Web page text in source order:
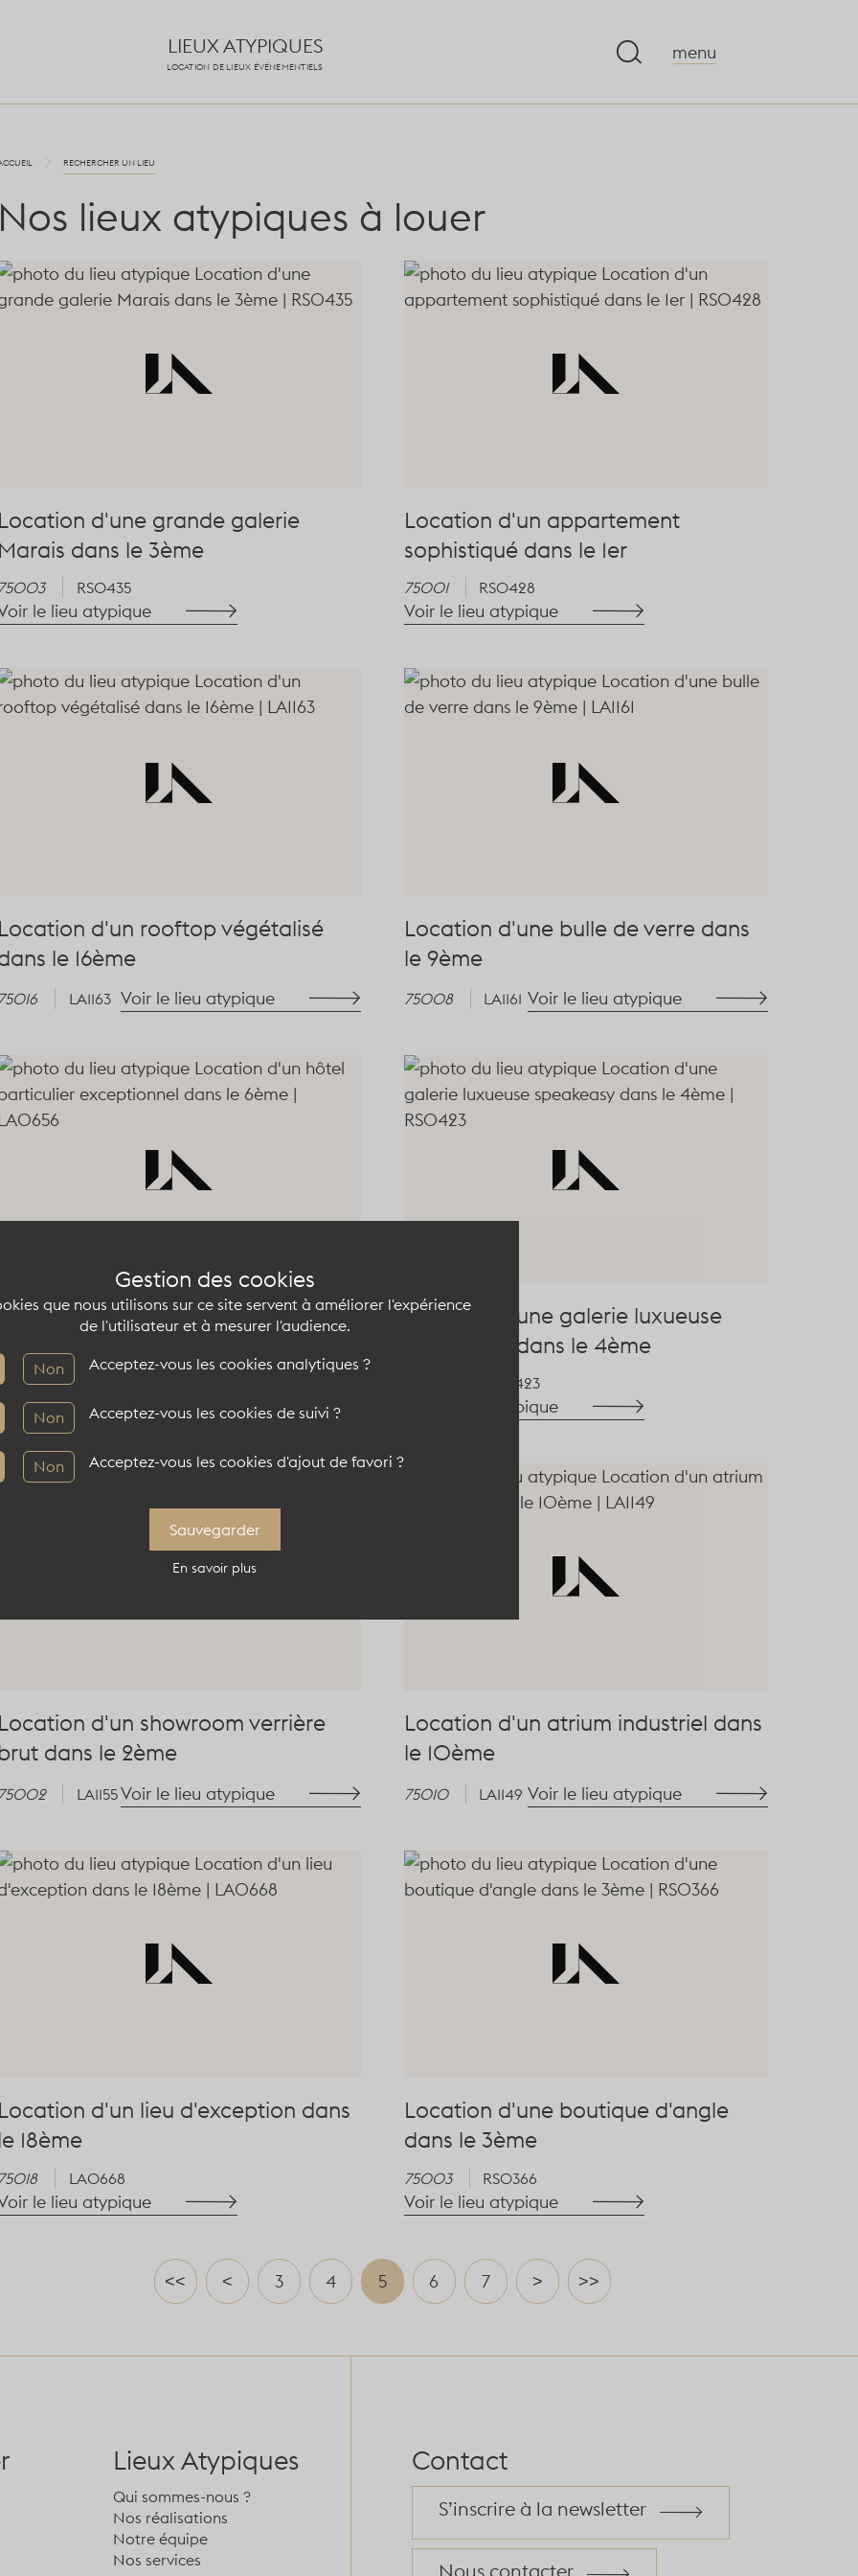
LIEUX ATYPIQUES
LOCATION DE LIEUX ÉVÉNEMENTIELS
menu
RECHERCHER UN LIEU
Nos lieux atypiques à louer
Location d'une grande galerie
Marais dans le 3ème
RS0435
le lieu atypique
Location d'un appartement
sophistiqué dans le 1er
75001 RS0428
Voir le lieu atypique
Location d'un rooftop végétalisé
le 16ème
LA1163 Voir le lieu atypique
Location d'une bulle de verre dans
le 9ème
75008 LA1161 Voir le lieu atypique
d'un hôtel particulier
le lieu atypique
Location d'une galerie luxueuse
speakeasy dans le 4ème
RS0423
Voir le lieu atypique
Location d'un showroom verrière
dans le 2ème
75002 LA1155Voir le lieu atypique
Location d'un atrium industriel dans
le 10ème
75010 LA1149 Voir le lieu atypique
Location d'un lieu d'exception dans
18ème
75018 LA0668
le lieu atypique
Location d'une boutique d'angle
dans le 3ème
75003 RS0366
Voir le lieu atypique
<< < 3 4 5 6 7 > >>
Lieux Atypiques
Qui sommes-nous ?
Nos réalisations
Notre équipe
Nos services
Contact
S’inscrire à la newsletter
Nous contacter
Gestion des cookies
que nous utilisons sur ce site servent à améliorer l'expérience
de l'utilisateur et à mesurer l'audience.
Non Acceptez-vous les cookies analytiques ?
Non Acceptez-vous les cookies de suivi ?
Non Acceptez-vous les cookies d'ajout de favori ?
Sauvegarder
En savoir plus